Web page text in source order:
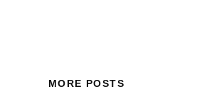
MORE POSTS